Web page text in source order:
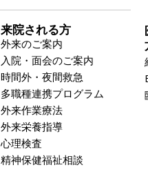
来院される方
外来のご案内
入院・面会のご案内
時間外・夜間救急
多職種連携プログラム
外来作業療法
外来栄養指導
心理検査
精神保健福祉相談